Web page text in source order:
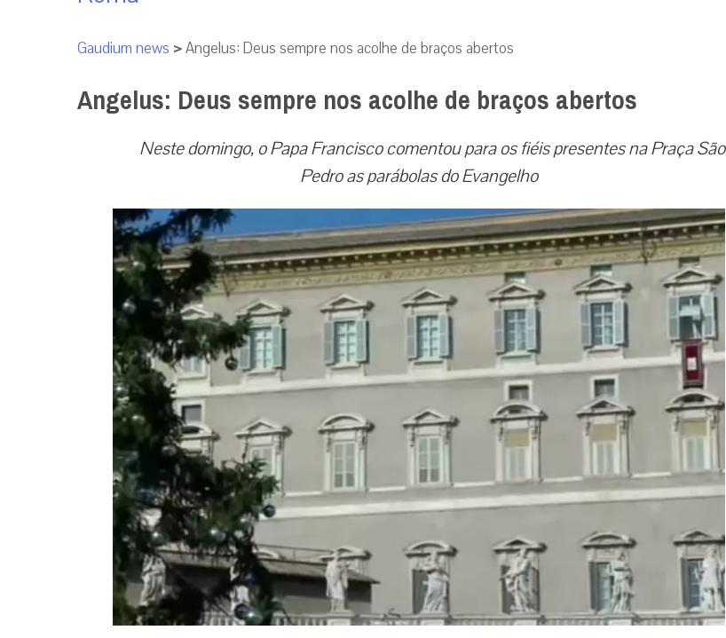
Gaudium news >Angelus: Deus sempre nos acolhe de braços abertos
Angelus: Deus sempre nos acolhe de braços abertos
Neste domingo, o Papa Francisco comentou para os fiéis presentes na Praça São
Pedro as parábolas do Evangelho